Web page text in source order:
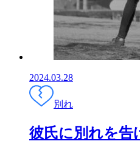
2024.03.28
別れ
彼氏に別れを告